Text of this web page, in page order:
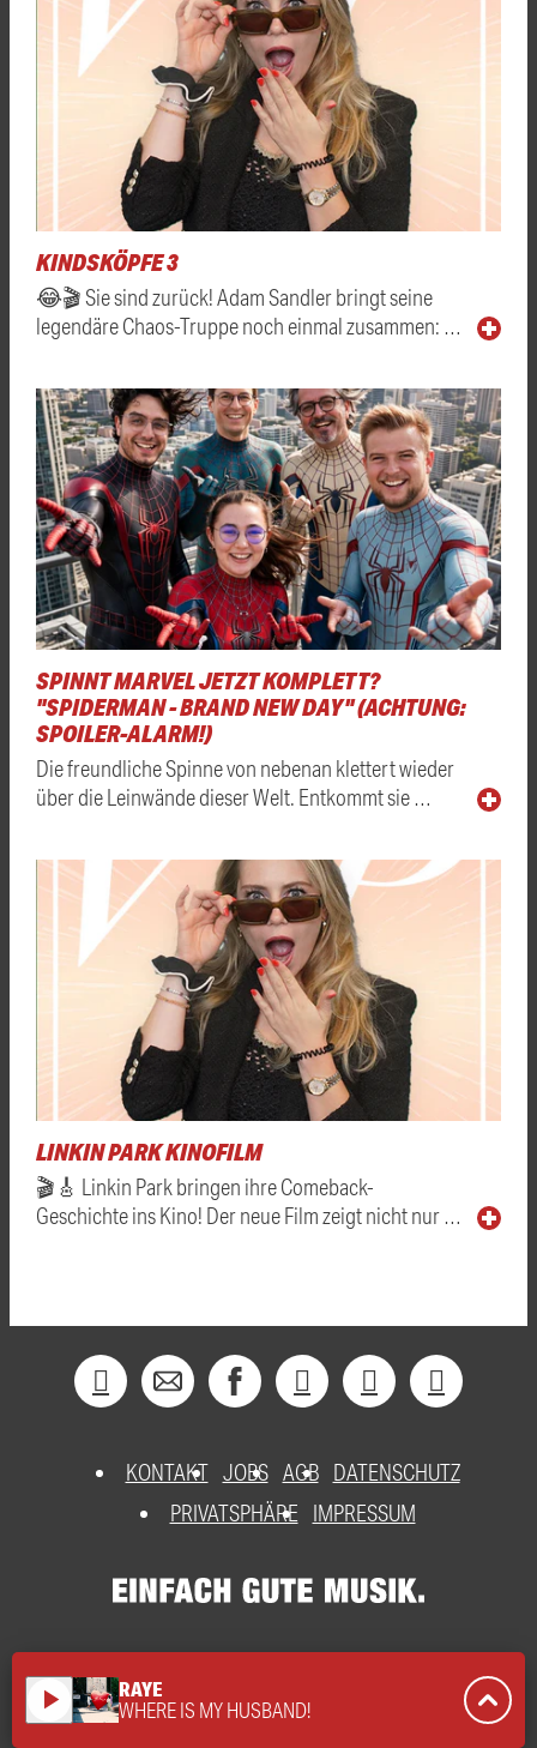
KINDSKÖPFE 3
😂🎬 Sie sind zurück! Adam Sandler bringt seine
legendäre Chaos-Truppe noch einmal zusammen: …
SPINNT MARVEL JETZT KOMPLETT?
"SPIDERMAN - BRAND NEW DAY" (ACHTUNG:
SPOILER-ALARM!)
Die freundliche Spinne von nebenan klettert wieder
über die Leinwände dieser Welt. Entkommt sie …
LINKIN PARK KINOFILM
🎬🎸 Linkin Park bringen ihre Comeback-
Geschichte ins Kino! Der neue Film zeigt nicht nur …
KONTAKT JOBS AGB DATENSCHUTZ
PRIVATSPHÄRE
IMPRESSUM
play_arrow RAYE
WHERE IS MY HUSBAND!